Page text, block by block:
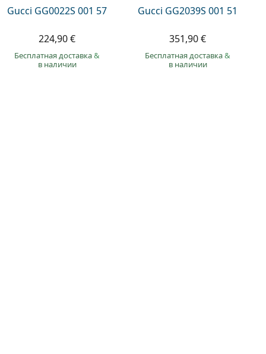
Gucci GG0022S 001 57
224,90 €
Бесплатная доставка&
в наличии
Gucci GG2039S 001 51
351,90 €
Бесплатная доставка&
в наличии